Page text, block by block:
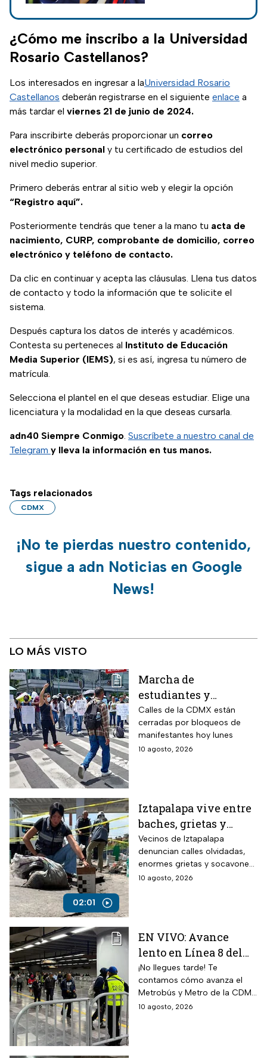
que no pudieron
culminar sus
estudios de
¿Cómo me inscribo a la Universidad
Rosario Castellanos?
Los interesados en ingresar a laUniversidad Rosario
Castellanos deberán registrarse en el siguiente enlace a
más tardar el viernes 21 de junio de 2024.
Para inscribirte deberás proporcionar un correo
electrónico personal y tu certificado de estudios del
nivel medio superior.
Primero deberás entrar al sitio web y elegir la opción
“Registro aquí”.
Posteriormente tendrás que tener a la mano tu acta de
nacimiento, CURP, comprobante de domicilio, correo
electrónico y teléfono de contacto.
Da clic en continuar y acepta las cláusulas. Llena tus datos
de contacto y todo la información que te solicite el
sistema.
Después captura los datos de interés y académicos.
Contesta su perteneces al Instituto de Educación
Media Superior (IEMS), si es así, ingresa tu número de
matrícula.
Selecciona el plantel en el que deseas estudiar. Elige una
licenciatura y la modalidad en la que deseas cursarla.
adn40 Siempre Conmigo. Suscríbete a nuestro canal de
Telegram y lleva la información en tus manos.
Tags relacionados
CDMX
¡No te pierdas nuestro contenido,
sigue a adn Noticias en Google
News!
LO MÁS VISTO
Marcha de
estudiantes y
bloqueos hoy 10 de
agosto; calles cerradas
en la CDMX minuto a
minuto
Calles de la CDMX están
cerradas por bloqueos de
manifestantes hoy lunes
10 agosto, 2026
02:01
Iztapalapa vive entre
baches, grietas y
socavones
Vecinos de Iztapalapa
denuncian calles olvidadas,
enormes grietas y socavones
que representan un riesgo
10 agosto, 2026
EN VIVO: Avance
lento en Línea 8 del
Metro CDMX por
lluvia; Metrobús con
estaciones cerradas
hoy lunes 10 de agosto
¡No llegues tarde! Te
contamos cómo avanza el
Metrobús y Metro de la CDMX
durante este lunes de lluvias
10 agosto, 2026